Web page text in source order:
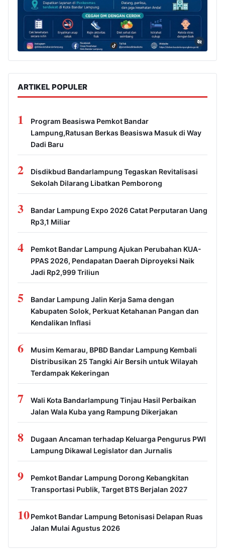
ARTIKEL POPULER
1
Program Beasiswa Pemkot Bandar
Lampung,Ratusan Berkas Beasiswa Masuk di Way
Dadi Baru
2
Disdikbud Bandarlampung Tegaskan Revitalisasi
Sekolah Dilarang Libatkan Pemborong
3
Bandar Lampung Expo 2026 Catat Perputaran Uang
Rp3,1 Miliar
4
Pemkot Bandar Lampung Ajukan Perubahan KUA-
PPAS 2026, Pendapatan Daerah Diproyeksi Naik
Jadi Rp2,999 Triliun
5
Bandar Lampung Jalin Kerja Sama dengan
Kabupaten Solok, Perkuat Ketahanan Pangan dan
Kendalikan Inflasi
6
Musim Kemarau, BPBD Bandar Lampung Kembali
Distribusikan 25 Tangki Air Bersih untuk Wilayah
Terdampak Kekeringan
7
Wali Kota Bandarlampung Tinjau Hasil Perbaikan
Jalan Wala Kuba yang Rampung Dikerjakan
8
Dugaan Ancaman terhadap Keluarga Pengurus PWI
Lampung Dikawal Legislator dan Jurnalis
9
Pemkot Bandar Lampung Dorong Kebangkitan
Transportasi Publik, Target BTS Berjalan 2027
10Pemkot Bandar Lampung Betonisasi Delapan Ruas
Jalan Mulai Agustus 2026